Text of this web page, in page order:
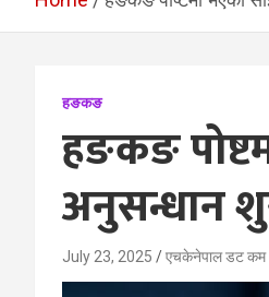
हङकङबाट
हङकङ
हङकङ
अनुसन्धान
July 23, 2025 एचकेनेपाल डट कम